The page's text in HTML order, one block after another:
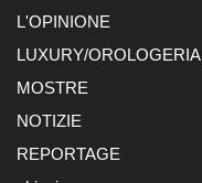
L'OPINIONE
LUXURY/OROLOGERIA
MOSTRE
NOTIZIE
REPORTAGE